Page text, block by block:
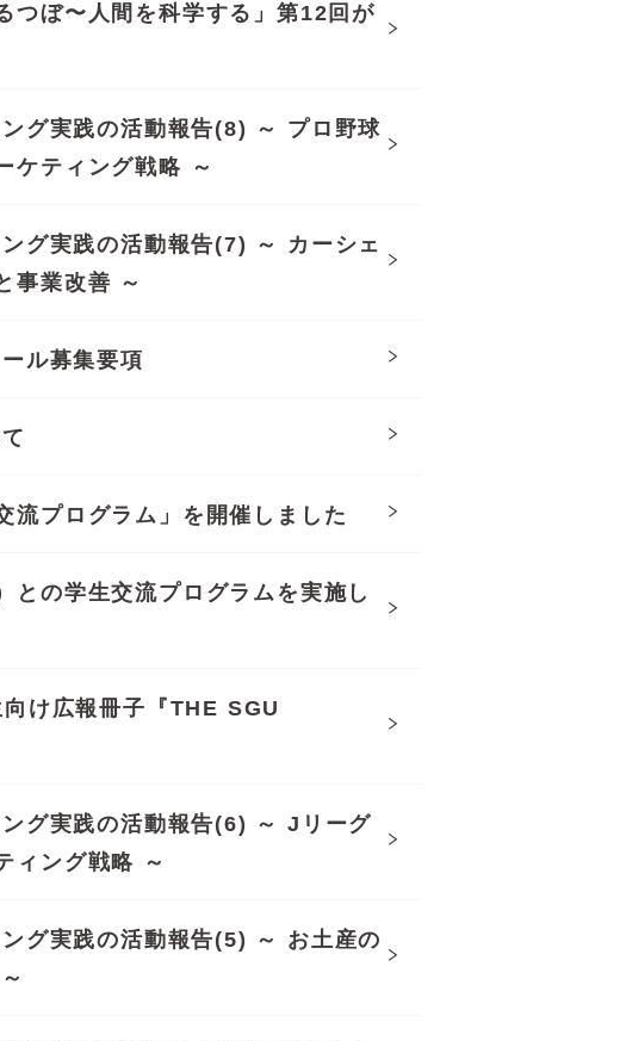
つぼ〜人間を科学する」第12回が
グ実践の活動報告(8) ～ プロ野球
ケティング戦略 ～
グ実践の活動報告(7) ～ カーシェ
事業改善 ～
ル募集要項
流プログラム」を開催しました
との学生交流プログラムを実施し
け広報冊子『THE SGU
グ実践の活動報告(6) ～ Jリーグ
ィング戦略 ～
グ実践の活動報告(5) ～ お土産の